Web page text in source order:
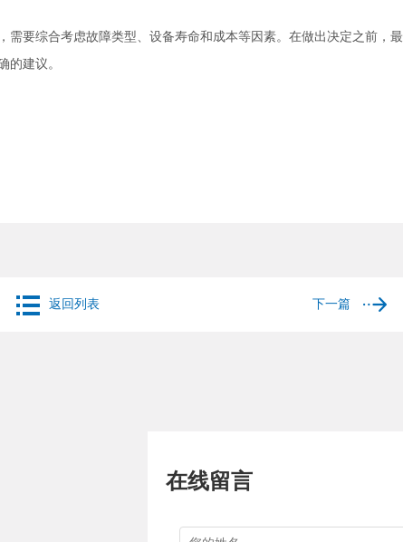
要综合考虑故障类型、设备寿命和成本等因素。在做出决定之前，最
的建议。
返回列表 下一篇
在线留言